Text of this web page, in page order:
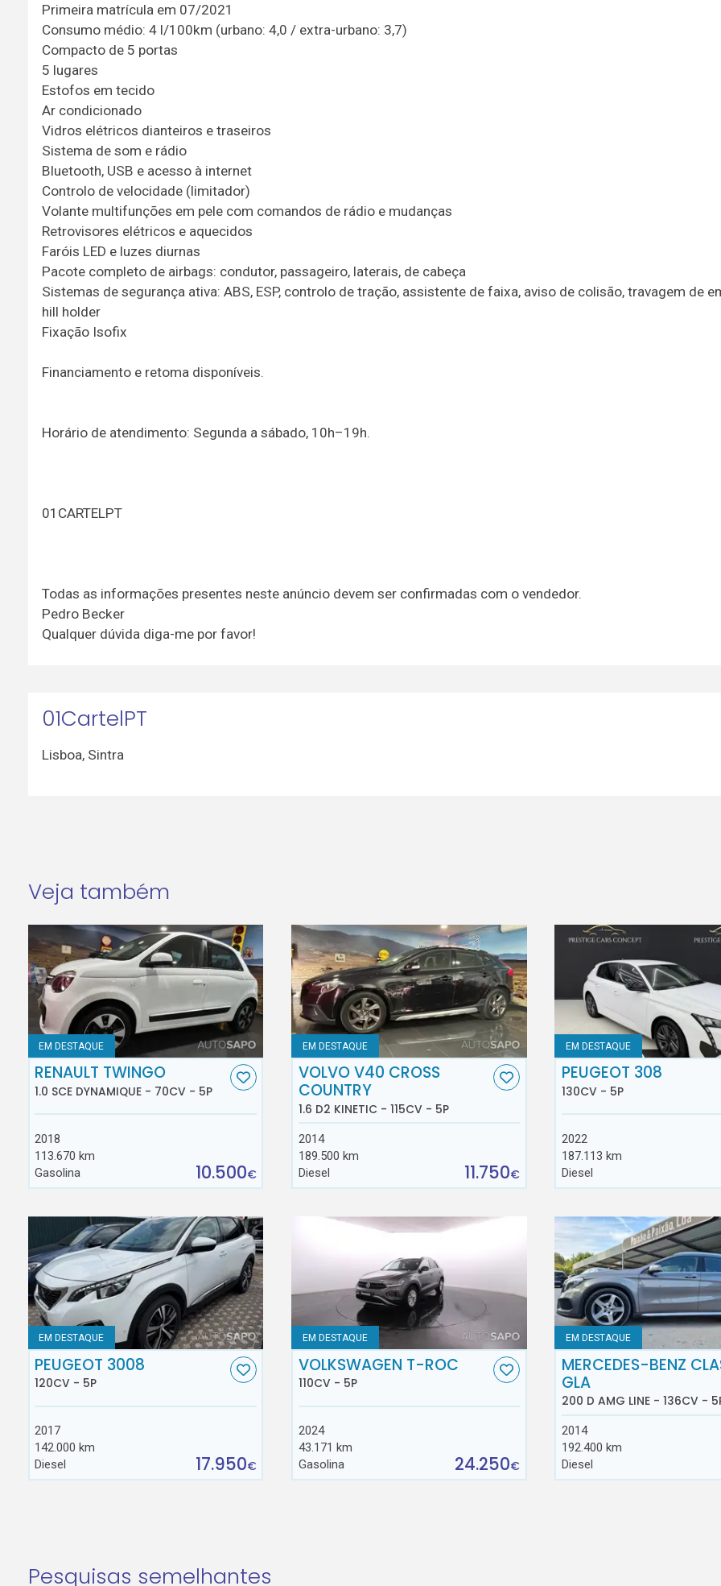
Primeira matrícula em 07/2021
Consumo médio: 4 l/100km (urbano: 4,0 / extra-urbano: 3,7)
Compacto de 5 portas
5 lugares
Estofos em tecido
Ar condicionado
Vidros elétricos dianteiros e traseiros
Sistema de som e rádio
Bluetooth, USB e acesso à internet
Controlo de velocidade (limitador)
Volante multifunções em pele com comandos de rádio e mudanças
Retrovisores elétricos e aquecidos
Faróis LED e luzes diurnas
Pacote completo de airbags: condutor, passageiro, laterais, de cabeça
Sistemas de segurança ativa: ABS, ESP, controlo de tração, assistente de faixa, aviso de colisão, travagem de
hill holder
Fixação Isofix
Financiamento e retoma disponíveis.
Horário de atendimento: Segunda a sábado, 10h–19h.
01CARTELPT
Todas as informações presentes neste anúncio devem ser confirmadas com o vendedor.
Pedro Becker
Qualquer dúvida diga-me por favor!
01CartelPT
Lisboa, Sintra
Veja também
EM DESTAQUE
RENAULT TWINGO
1.0 SCE DYNAMIQUE - 70CV - 5P
2018
113.670 km
Gasolina
10.500€
EM DESTAQUE
VOLVO V40 CROSS
COUNTRY
1.6 D2 KINETIC - 115CV - 5P
2014
189.500 km
Diesel
11.750€
EM DESTAQUE
PEUGEOT 308
130CV - 5P
2022
187.113 km
Diesel
EM DESTAQUE
PEUGEOT 3008
120CV - 5P
2017
142.000 km
Diesel
17.950€
EM DESTAQUE
VOLKSWAGEN T-ROC
110CV - 5P
2024
43.171 km
Gasolina
24.250€
EM DESTAQUE
MERCEDES-BENZ
GLA
200 D AMG LINE - 136CV -
2014
192.400 km
Diesel
Pesquisas semelhantes